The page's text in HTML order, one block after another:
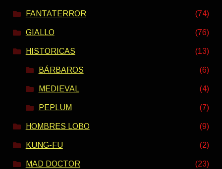
FANTATERROR (74)
GIALLO (76)
HISTORICAS (13)
BÁRBAROS (6)
MEDIEVAL (4)
PEPLUM (7)
HOMBRES LOBO (9)
KUNG-FU (2)
MAD DOCTOR (23)